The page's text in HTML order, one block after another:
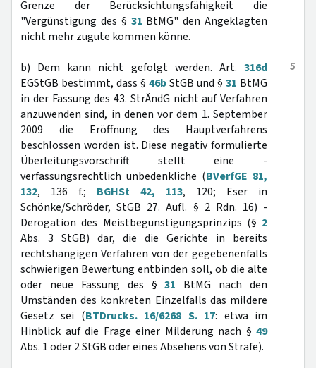
Grenze der Berücksichtungsfähigkeit die
"Vergünstigung des § 31 BtMG" den Angeklagten
nicht mehr zugute kommen könne.
5
b) Dem kann nicht gefolgt werden. Art. 316d
EGStGB bestimmt, dass § 46bStGB und § 31 BtMG
in der Fassung des 43. StrÄndG nicht auf Verfahren
anzuwenden sind, in denen vor dem 1. September
2009 die Eröffnung des Hauptverfahrens
beschlossen worden ist. Diese negativ formulierte
Überleitungsvorschrift stellt eine -
verfassungsrechtlich unbedenkliche (BVerfGE 81,
132, 136 f.; BGHSt 42, 113, 120; Eser in
Schönke/Schröder, StGB 27. Aufl. § 2 Rdn. 16) -
Derogation des Meistbegünstigungsprinzips (§ 2
Abs. 3 StGB) dar, die die Gerichte in bereits
rechtshängigen Verfahren von der gegebenenfalls
schwierigen Bewertung entbinden soll, ob die alte
oder neue Fassung des §31 BtMG nach den
Umständen des konkreten Einzelfalls das mildere
Gesetz sei (BTDrucks. 16/6268 S. 17: etwa im
Hinblick auf die Frage einer Milderung nach § 49
Abs. 1 oder 2 StGB oder eines Absehens von Strafe).